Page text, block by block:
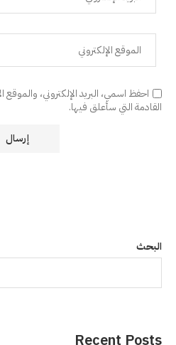
احفظ اسمي، البريد الإلكتروني، والموقع
القادمة التي سأعلق فيها.
البحث
Recent Posts